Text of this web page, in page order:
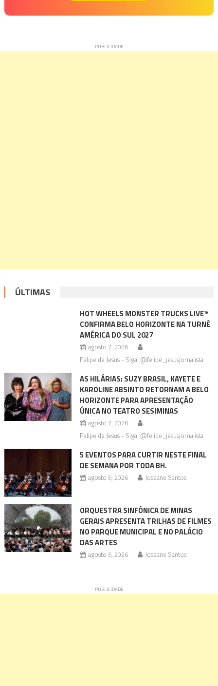
ÚLTIMAS
HOT WHEELS MONSTER TRUCKS LIVE™
CONFIRMA BELO HORIZONTE NA TURNÊ
AMÉRICA DO SUL 2027
agosto 7, 2026
Felipe de Jesus - Siga: @felipe_jesusjornalista
AS HILÁRIAS: SUZY BRASIL, KAYETE E
KAROLINE ABSINTO RETORNAM A BELO
HORIZONTE PARA APRESENTAÇÃO
ÚNICA NO TEATRO SESIMINAS
agosto 7, 2026
Felipe de Jesus - Siga: @felipe_jesusjornalista
5 EVENTOS PARA CURTIR NESTE FINAL
DE SEMANA POR TODA BH.
agosto 6, 2026 Joseane Santos
ORQUESTRA SINFÔNICA DE MINAS
GERAIS APRESENTA TRILHAS DE FILMES
NO PARQUE MUNICIPAL E NO PALÁCIO
DAS ARTES
agosto 6, 2026 Joseane Santos